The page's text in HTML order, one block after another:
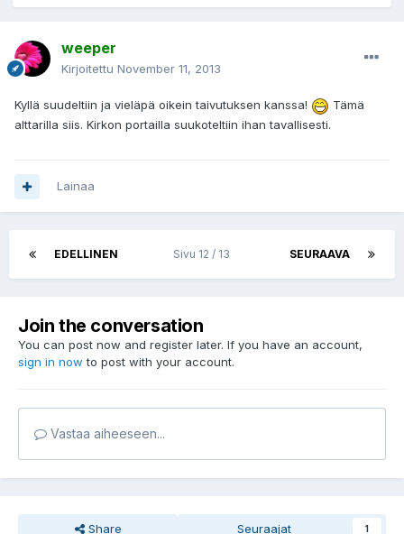
weeper
Kirjoitettu November 11, 2013
Kyllä suudeltiin ja vieläpä oikein taivutuksen kanssa!
Tämä
alttarilla siis. Kirkon portailla suukoteltiin ihan tavallisesti.
Lainaa
EDELLINEN SEURAAVA
Sivu 12 / 13
Join the conversation
You can post now and register later. If you have an account,
sign in now to post with your account.
Vastaa aiheeseen...
Share Seuraajat 1